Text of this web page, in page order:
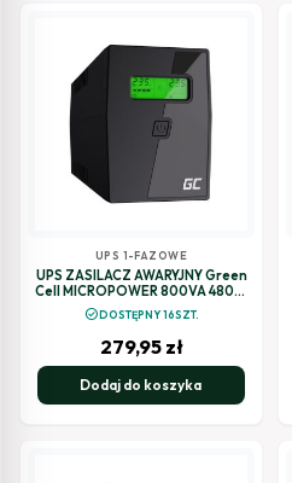
UPS 1-FAZOWE
UPS ZASILACZ AWARYJNY Green
Cell MICROPOWER 800VA 480W
check_circleDOSTĘPNY 16SZT.
279,95 zł
Dodaj do koszyka